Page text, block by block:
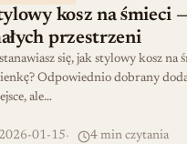
kosz na śmieci
przestrzeni
się, jak stylowy kosz na
Odpowiednio dobrany
ale…
2026-01-15 4 min czytania